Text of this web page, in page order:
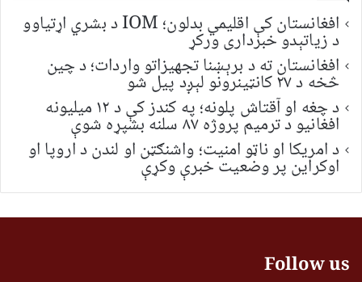
افغانستان کې اقلیمي بدلون؛ IOM د بشري اړتیاوو
د زیاتېدو خبرداری ورکړ
افغانستان ته د برېښنا تجهیزاتو واردات؛ د چین
څخه د ۲۷ کانټینرونو لېږد پیل شو
د چغه او آقتاش پلونه؛ په کندز کې د ۱۲ میلیونه
افغانیو د ترمیم پروژه ۸۷ سلنه بشپړه شوې
د امریکا او ناټو امنیت؛ واشنګټن او لندن د اروپا او
اوکراین پر وضعیت خبرې وکړې
Follow us